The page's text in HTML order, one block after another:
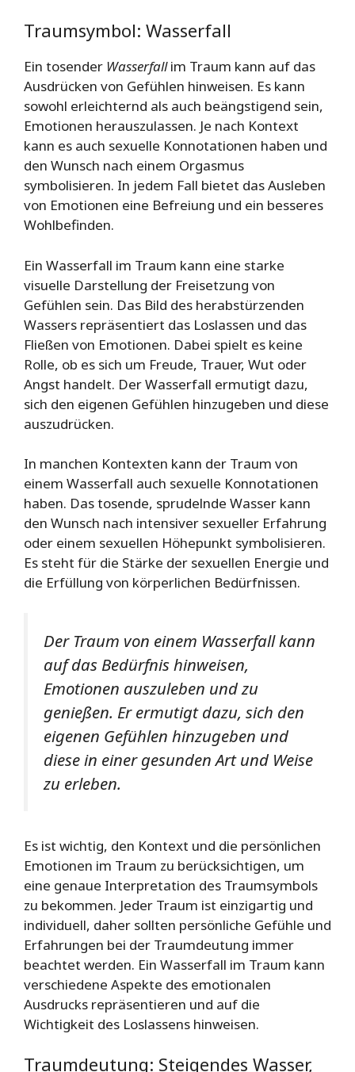
Traumsymbol: Wasserfall
Ein tosender Wasserfallim Traum kann auf das
Ausdrücken von Gefühlen hinweisen. Es kann
sowohl erleichternd als auch beängstigend sein,
Emotionen herauszulassen. Je nach Kontext
kann es auch sexuelle Konnotationen haben und
den Wunsch nach einem Orgasmus
symbolisieren. In jedem Fall bietet das Ausleben
von Emotionen eine Befreiung und ein besseres
Wohlbefinden.
Ein Wasserfall im Traum kann eine starke
visuelle Darstellung der Freisetzung von
Gefühlen sein. Das Bild des herabstürzenden
Wassers repräsentiert das Loslassen und das
Fließen von Emotionen. Dabei spielt es keine
Rolle, ob es sich um Freude, Trauer, Wut oder
Angst handelt. Der Wasserfall ermutigt dazu,
sich den eigenen Gefühlen hinzugeben und diese
auszudrücken.
In manchen Kontexten kann der Traum von
einem Wasserfall auch sexuelle Konnotationen
haben. Das tosende, sprudelnde Wasser kann
den Wunsch nach intensiver sexueller Erfahrung
oder einem sexuellen Höhepunkt symbolisieren.
Es steht für die Stärke der sexuellen Energie und
die Erfüllung von körperlichen Bedürfnissen.
Der Traum von einem Wasserfall kann
auf das Bedürfnis hinweisen,
Emotionen auszuleben und zu
genießen. Er ermutigt dazu, sich den
eigenen Gefühlen hinzugeben und
diese in einer gesunden Art und Weise
zu erleben.
Es ist wichtig, den Kontext und die persönlichen
Emotionen im Traum zu berücksichtigen, um
eine genaue Interpretation des Traumsymbols
zu bekommen. Jeder Traum ist einzigartig und
individuell, daher sollten persönliche Gefühle und
Erfahrungen bei der Traumdeutung immer
beachtet werden. Ein Wasserfall im Traum kann
verschiedene Aspekte des emotionalen
Ausdrucks repräsentieren und auf die
Wichtigkeit des Loslassens hinweisen.
Traumdeutung: Steigendes Wasser,